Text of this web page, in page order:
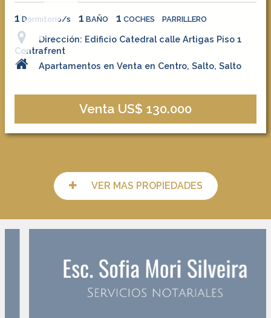
1 Dormitorio/s 1 BAÑO 1 COCHES PARRILLERO
Dirección: Edificio Catedral calle Artigas Piso 1
Contrafrent
Apartamentos en Venta en Centro, Salto, Salto
Venta US$ 130.000
VER MAS PROPIEDADES